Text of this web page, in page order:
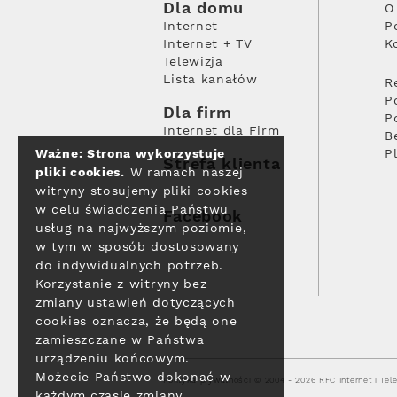
Dla domu
Internet
Internet + TV
Telewizja
Lista kanałów
Dla firm
Internet dla Firm
Strefa klienta
Facebook
Polityka prywatności © 2004 - 2026 RFC Internet i
Ważne: Strona wykorzystuje
pliki cookies. W ramach naszej
witryny stosujemy pliki cookies
w celu świadczenia Państwu
usług na najwyższym poziomie,
w tym w sposób dostosowany
do indywidualnych potrzeb.
Korzystanie z witryny bez
zmiany ustawień dotyczących
cookies oznacza, że będą one
zamieszczane w Państwa
urządzeniu końcowym.
Możecie Państwo dokonać w